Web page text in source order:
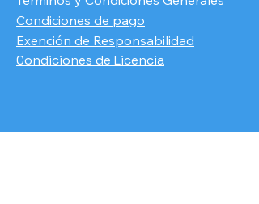
Condiciones de pago
​Exención de Responsabilidad
Condiciones de Licencia